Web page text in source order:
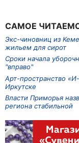
САМОЕ
Экс-чиновниц из
жильем для сирот
Сроки начала
"вправо"
Арт-пространство
Иркутске
Власти Приморья
региона стабильной